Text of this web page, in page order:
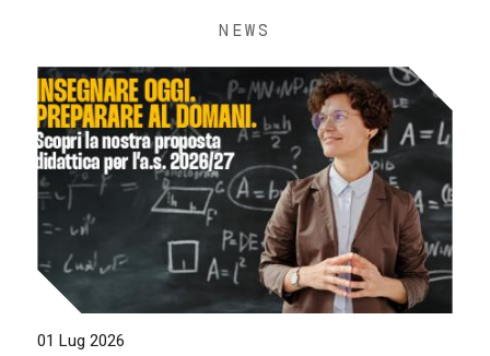
NEWS
01 Lug 2026